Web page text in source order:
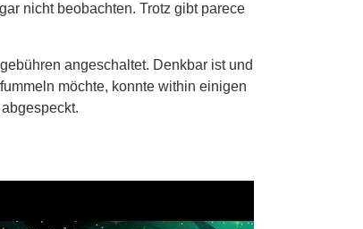
nicht beobachten. Trotz gibt parece
angeschaltet. Denkbar ist und
möchte, konnte within einigen